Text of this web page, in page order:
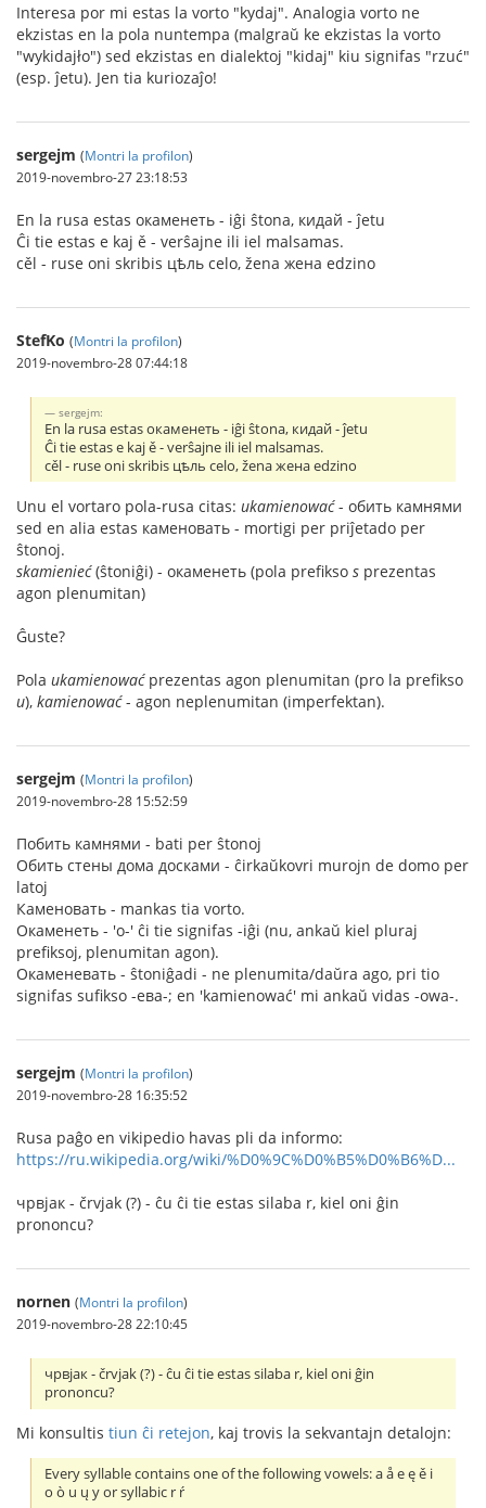
Interesa por mi estas la vorto "kydaj". Analogia vorto ne
ekzistas en la pola nuntempa (malgraŭ ke ekzistas la vorto
"wykidajło") sed ekzistas en dialektoj "kidaj" kiu signifas "rzuć"
(esp. ĵetu). Jen tia kuriozaĵo!
sergejm (Montri la profilon)
2019-novembro-27 23:18:53
En la rusa estas окаменеть - iĝi ŝtona, кидай - ĵetu
Ĉi tie estas e kaj ě - verŝajne ili iel malsamas.
cěl - ruse oni skribis цѣль celo, žena жена edzino
StefKo (Montri la profilon)
2019-novembro-28 07:44:18
sergejm:
En la rusa estas окаменеть - iĝi ŝtona, кидай - ĵetu
Ĉi tie estas e kaj ě - verŝajne ili iel malsamas.
cěl - ruse oni skribis цѣль celo, žena жена edzino
Unu el vortaro pola-rusa citas: ukamienować- обить камнями
sed en alia estas каменовать - mortigi per priĵetado per
ŝtonoj.
skamienieć(ŝtoniĝi) - окаменеть (pola prefikso s prezentas
agon plenumitan)
Ĝuste?
Pola ukamienowaćprezentas agon plenumitan (pro la prefikso
u), kamienować- agon neplenumitan (imperfektan).
sergejm (Montri la profilon)
2019-novembro-28 15:52:59
Побить камнями - bati per ŝtonoj
Обить стены дома досками - ĉirkaŭkovri murojn de domo per
latoj
Каменовать - mankas tia vorto.
Окаменеть - 'о-' ĉi tie signifas -iĝi (nu, ankaŭ kiel pluraj
prefiksoj, plenumitan agon).
Окаменевать - ŝtoniĝadi - ne plenumita/daŭra ago, pri tio
signifas sufikso -ева-; en 'kamienować' mi ankaŭ vidas -owa-.
sergejm (Montri la profilon)
2019-novembro-28 16:35:52
Rusa paĝo en vikipedio havas pli da informo:
https://ru.wikipedia.org/wiki/%D0%9C%D0%B5%D0%B6%D...
чрвjак - črvjak (?) - ĉu ĉi tie estas silaba r, kiel oni ĝin
prononcu?
nornen (Montri la profilon)
2019-novembro-28 22:10:45
чрвjак - črvjak (?) - ĉu ĉi tie estas silaba r, kiel oni ĝin
prononcu?
Mi konsultis tiun ĉi retejon, kaj trovis la sekvantajn detalojn:
Every syllable contains one of the following vowels: a å e ę ě i
o ò u ų y or syllabic r ŕ